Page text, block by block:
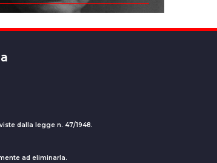
dalla legge n. 47/1948.
ad eliminarla.